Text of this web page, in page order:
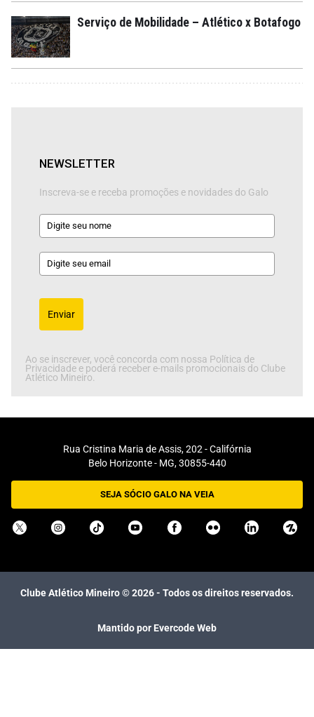
Serviço de Mobilidade – Atlético x Botafogo
NEWSLETTER
Inscreva-se e receba promoções e novidades do Galo
Enviar
Ao se inscrever, você concorda com nossa Política de
Privacidade e poderá receber e-mails promocionais do Clube
Atlético Mineiro.
Rua Cristina Maria de Assis, 202 - Califórnia
Belo Horizonte - MG, 30855-440
SEJA SÓCIO GALO NA VEIA
Clube Atlético Mineiro ©2026- Todos os direitos reservados.
Mantido por Evercode Web